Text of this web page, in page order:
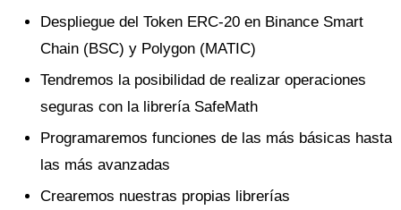
Despliegue del Token ERC-20 en Binance Smart
Chain (BSC) y Polygon (MATIC)
Tendremos la posibilidad de realizar operaciones
seguras con la librería SafeMath
Programaremos funciones de las más básicas hasta
las más avanzadas
Crearemos nuestras propias librerías